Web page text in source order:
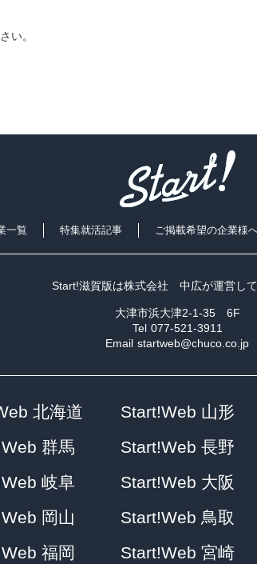
い。
一覧 特集就活記事 ご掲載希望の企業様
Start!滋賀版は株式会社 中広が運営し
大津市浜大津2-1-35 6F
Tel 077-521-3911
Email startweb@chuco.co.jp
北海道 Start!Web 山形
群馬
Start!Web 長野
岐阜
Start!Web 大阪
岡山
Start!Web 鳥取
福岡
Start!Web 宮崎